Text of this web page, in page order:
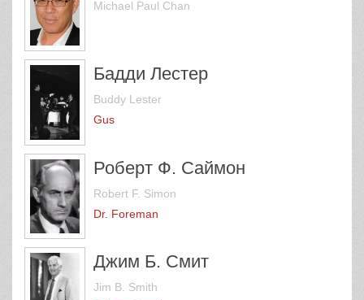
Michael Paul Chan
Бадди Лестер
Buddy Lester
Gus
Роберт Ф. Саймон
Robert F. Simon
Dr. Foreman
Джим Б. Смит
Jim B. Smith